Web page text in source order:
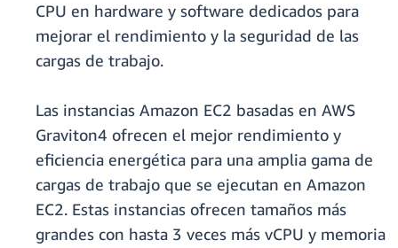
CPU en hardware y software dedicados para
mejorar el rendimiento y la seguridad de las
cargas de trabajo.
Las instancias Amazon EC2 basadas en AWS
Graviton4 ofrecen el mejor rendimiento y
eficiencia energética para una amplia gama de
cargas de trabajo que se ejecutan en Amazon
EC2. Estas instancias ofrecen tamaños más
grandes con hasta 3 veces más vCPU y memoria